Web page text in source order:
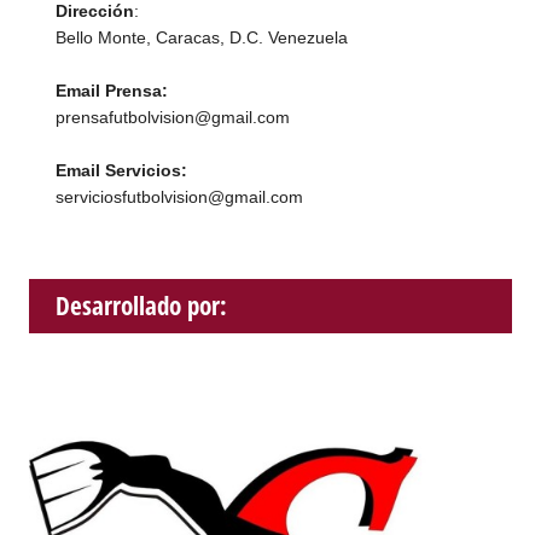
Dirección:
Bello Monte, Caracas, D.C. Venezuela
Email Prensa:
prensafutbolvision@gmail.com
Email Servicios:
serviciosfutbolvision@gmail.com
Desarrollado por: